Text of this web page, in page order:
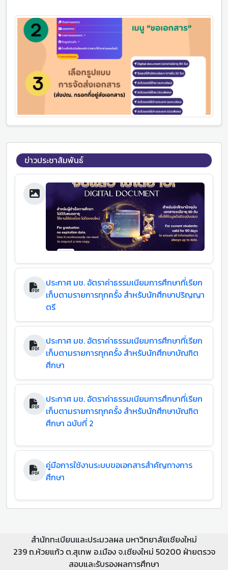
ข่าวประชาสัมพันธ์
ประกาศ มช. อัตราค่าธรรมเนียมการศึกษาที่เรียก
เก็บตามรายการทุกครั้ง สำหรับนักศึกษาปริญญา
ตรี
ประกาศ มช. อัตราค่าธรรมเนียมการศึกษาที่เรียก
เก็บตามรายการทุกครั้ง สำหรับนักศึกษาบัณฑิต
ศึกษา
ประกาศ มช. อัตราค่าธรรมเนียมการศึกษาที่เรียก
เก็บตามรายการทุกครั้ง สำหรับนักศึกษาบัณฑิต
ศึกษา ฉบับที่ 2
คู่มือการใช้งานระบบขอเอกสารสำคัญทางการ
ศึกษา
สำนักทะเบียนและประมวลผล มหาวิทยาลัยเชียงใหม่
239 ถ.ห้วยแก้ว ต.สุเทพ อ.เมือง จ.เชียงใหม่ 50200 ฝ่ายตรวจ
สอบและรับรองผลการศึกษา